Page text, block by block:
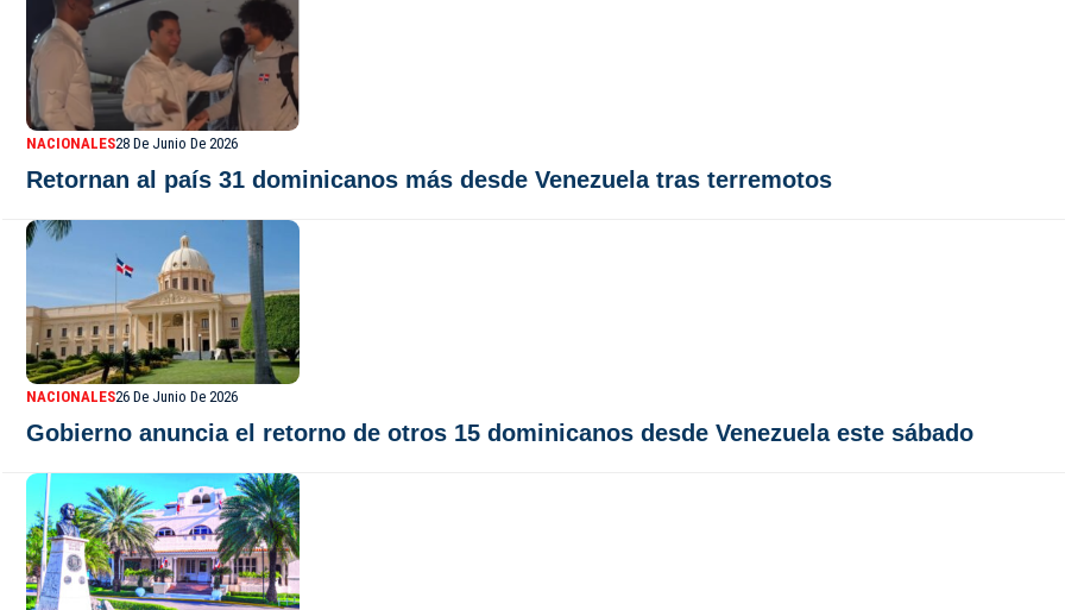
NACIONALES28 De Junio De 2026
Retornan al país 31 dominicanos más desde Venezuela tras terremotos
NACIONALES26 De Junio De 2026
Gobierno anuncia el retorno de otros 15 dominicanos desde Venezuela este sábado